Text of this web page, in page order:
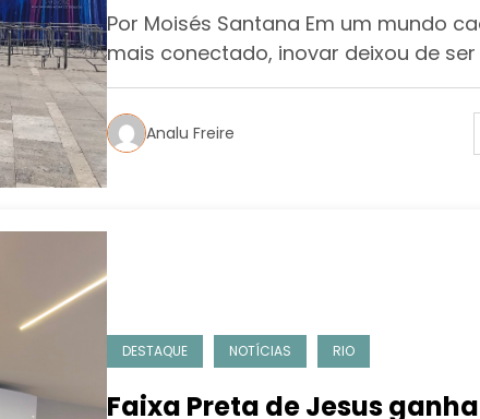
Por Moisés Santana Em um mundo
mais conectado, inovar deixou de ser
Analu Freire
DESTAQUE NOTÍCIAS RIO
Faixa Preta de Jesus